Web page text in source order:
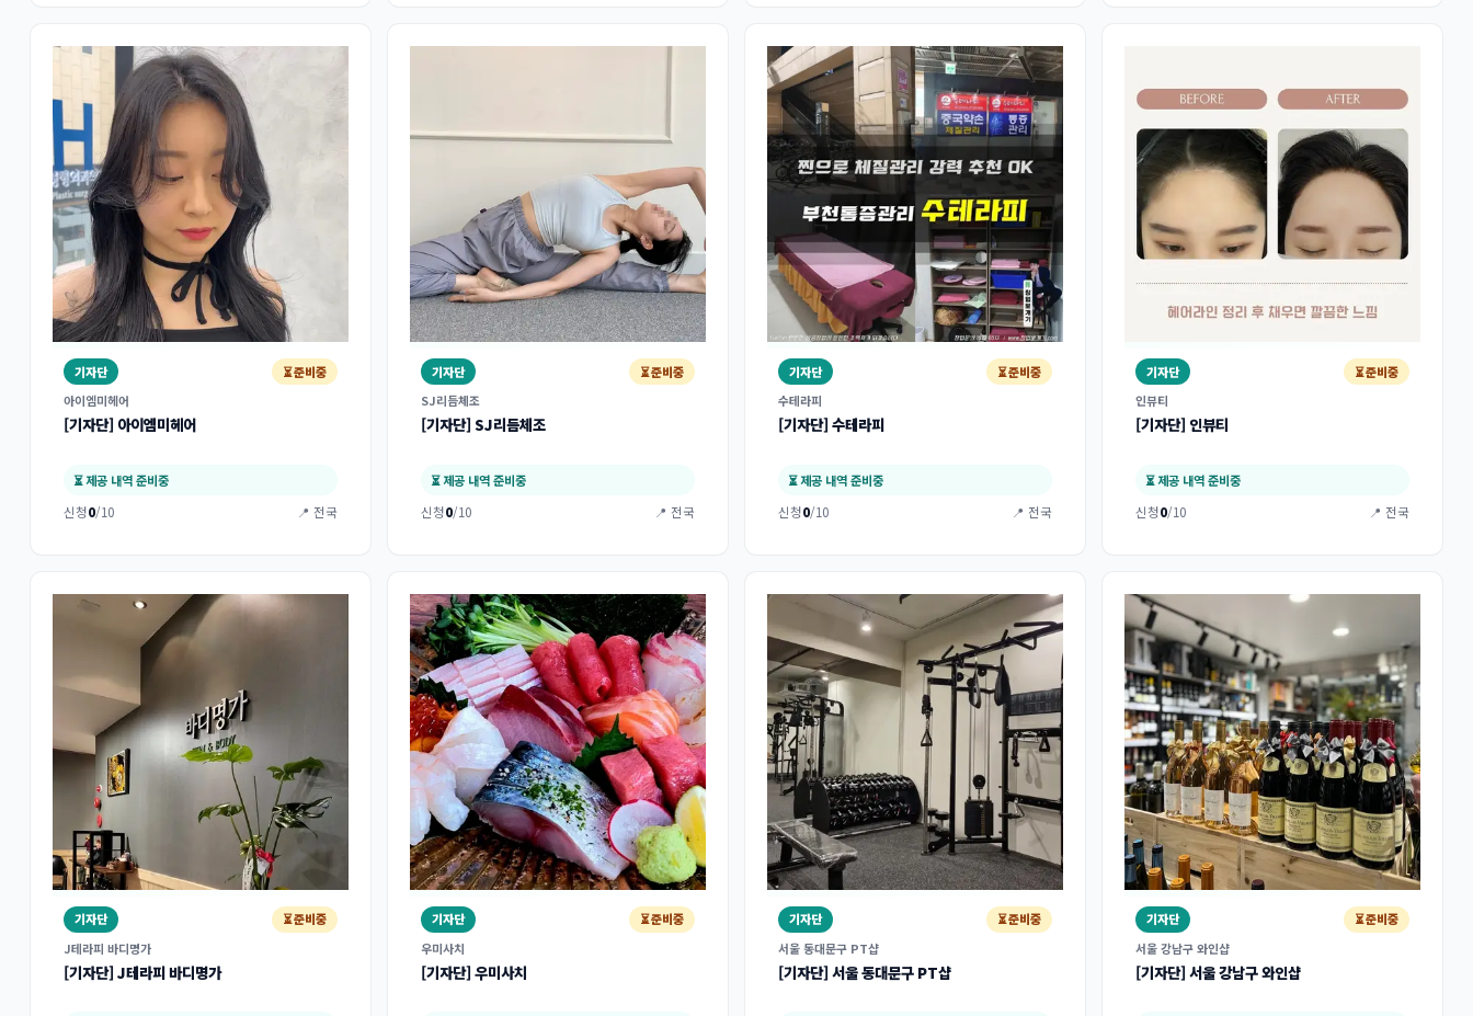
기자단
⏳ 준비중
아이엠미헤어
[기자단] 아이엠미헤어
⏳ 제공 내역 준비중
신청0/10 📍 전국
기자단
⏳ 준비중
SJ리듬체조
[기자단] SJ리듬체조
⏳ 제공 내역 준비중
신청0/10 📍 전국
기자단
⏳ 준비중
수테라피
[기자단] 수테라피
⏳ 제공 내역 준비중
신청0/10 📍 전국
기자단
⏳ 준비중
인뷰티
[기자단] 인뷰티
⏳ 제공 내역 준비중
신청0/10 📍 전국
기자단
⏳ 준비중
J테라피 바디명가
[기자단] J테라피 바디명가
기자단
⏳ 준비중
우미사치
[기자단] 우미사치
기자단
⏳ 준비중
서울 동대문구 PT샵
[기자단] 서울 동대문구 PT샵
기자단
⏳ 준비중
서울 강남구 와인샵
[기자단] 서울 강남구 와인샵